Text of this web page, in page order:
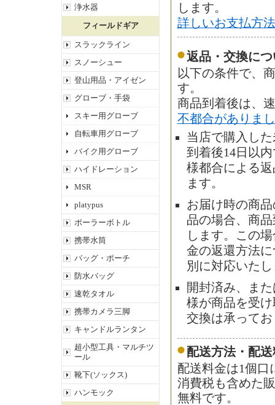
浄水器
フィールドギア
スラックライン
スノーシュー
登山用品・アイゼン
グローブ・手袋
スキー用グローブ
自転車用グローブ
バイク用グローブ
ハイドレーション
MSR
platypus
ポーラーボトル
携帯水筒
バッグ・ポーチ
防水バッグ
速乾タオル
携帯カメラ三脚
キャンドルランタン
超小型工具・マルチツ
ール
靴下(ソックス)
ハンモック
します。
詳しいお支払方
返品・交換につ
以下の条件で、
す。
商品到着後は、
不都合がありま
当店で購入し
到着後14日以
様都合による
ます。
お届け時の商
品の場合、商
します。この
金の返還方法
別に対応いた
開封済み、ま
様が商品を受
交換は承って
配送方法・配
配送料金は1個口
消費税も含めた
無料です。